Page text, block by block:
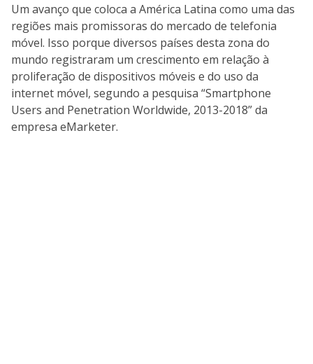
Um avanço que coloca a América Latina como uma das
regiões mais promissoras do mercado de telefonia
móvel. Isso porque diversos países desta zona do
mundo registraram um crescimento em relação à
proliferação de dispositivos móveis e do uso da
internet móvel, segundo a pesquisa “Smartphone
Users and Penetration Worldwide, 2013-2018” da
empresa eMarketer.